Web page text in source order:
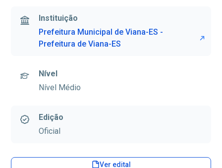
Instituição
Prefeitura Municipal de Viana-ES -
Prefeitura de Viana-ES
Nível
Nível Médio
Edição
Oficial
Ver edital